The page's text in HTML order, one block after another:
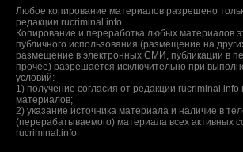
Любое копирование материалов разрешено
редакции rucriminal.info.
Копирование и переработка любых материалов
публичного использования (размещение на
размещение в электронных СМИ, публикации в
прочее) разрешается исключительно при
условий:
1) получение согласия от редакции rucriminal.info
материалов;
2) указание источника материала и наличие в
(перерабатываемого) материала всех активных
rucriminal.info